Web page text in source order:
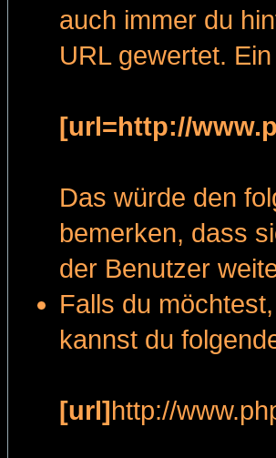
auch immer du
URL gewertet.
[url=http://
Das würde den
bemerken, dass
der Benutzer
Falls du
kannst du
[url]http://